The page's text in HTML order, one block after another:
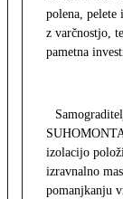
polena, pelete
z varčnostjo,
pametna
izolacijo
izravnalno
pomanjkanju